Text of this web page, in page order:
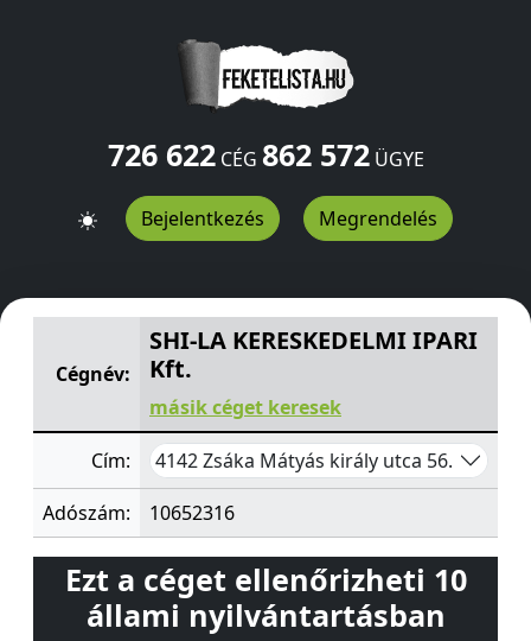
726 622CÉG 862 572ÜGYE
Bejelentkezés Megrendelés
SHI-LA KERESKEDELMI IPARI Kft.Mátyás király utca 56.
Cégnév:
SHI-LA KERESKEDELMI IPARI
Kft.
másik céget keresek
Cím: 4142 Zsáka Mátyás király utca 56.
Adószám: 10652316
Ezt a céget ellenőrizheti 10
állami nyilvántartásban